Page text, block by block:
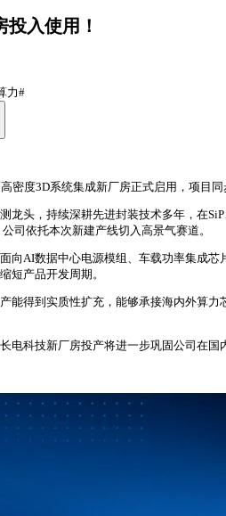
入使用！
力#
密度3D系统集成新厂房正式启用，项目
龙头，持续深耕先进封装技术多年，在
司依托本次新建产线切入高景气赛道。
向AI数据中心电源模组、车载功率集成
短产品开发周期。
能得到实质性扩充，能够承接海内外算
电科技新厂房投产将进一步巩固公司在